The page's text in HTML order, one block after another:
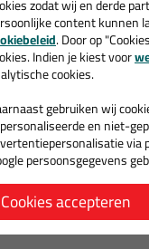
Gebruik eenrollerof
Gebruik een
Uitstekend
Verlengt de
Hoog afdichtend
1-component
product is getest en
08-01 (SKH publicatie
zodat wij en derde
content kunnen
. Door op
Indien je kiest voor
cookies.
gebruiken wij
en niet-
via
persoonsgegevens
Cookies accepteren
en ontvang een
€35,-bij je eerste
de actiecode ›
geen cadeau